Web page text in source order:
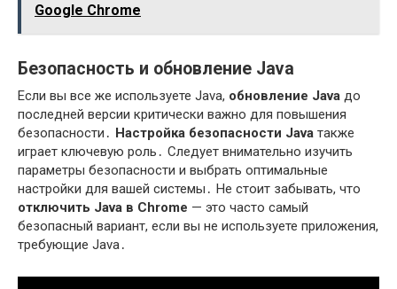
Google Chrome
Безопасность и обновление Java
Если вы все же используете Java, обновление Java до
последней версии критически важно для повышения
безопасности․ Настройка безопасности Java также
играет ключевую роль․ Следует внимательно изучить
параметры безопасности и выбрать оптимальные
настройки для вашей системы․ Не стоит забывать, что
отключить Java в Chrome — это часто самый
безопасный вариант, если вы не используете приложения,
требующие Java․